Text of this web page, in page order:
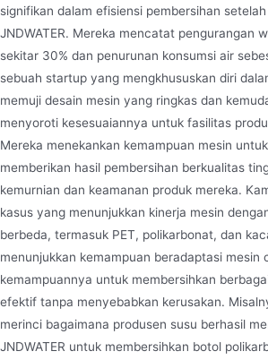
signifikan dalam efisiensi pembersihan
JNDWATER. Mereka mencatat pengurangan
sekitar 30% dan penurunan konsumsi air
sebuah startup yang mengkhususkan diri
memuji desain mesin yang ringkas dan
menyoroti kesesuaiannya untuk fasilitas
Mereka menekankan kemampuan mesin
memberikan hasil pembersihan berkualitas
kemurnian dan keamanan produk mereka.
kasus yang menunjukkan kinerja mesin
berbeda, termasuk PET, polikarbonat, dan
menunjukkan kemampuan beradaptasi mesin
kemampuannya untuk membersihkan
efektif tanpa menyebabkan kerusakan.
merinci bagaimana produsen susu berhasil
JNDWATER untuk membersihkan botol